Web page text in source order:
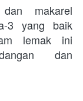
makarel
3 yang baik
lemak ini
dan